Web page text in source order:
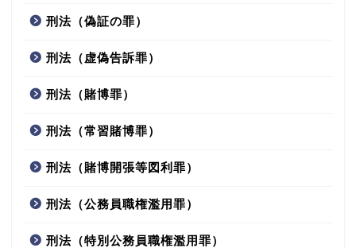
刑法（偽証の罪）
刑法（虚偽告訴罪）
刑法（賭博罪）
刑法（常習賭博罪）
刑法（賭博開張等図利罪）
刑法（公務員職権濫用罪）
刑法（特別公務員職権濫用罪）